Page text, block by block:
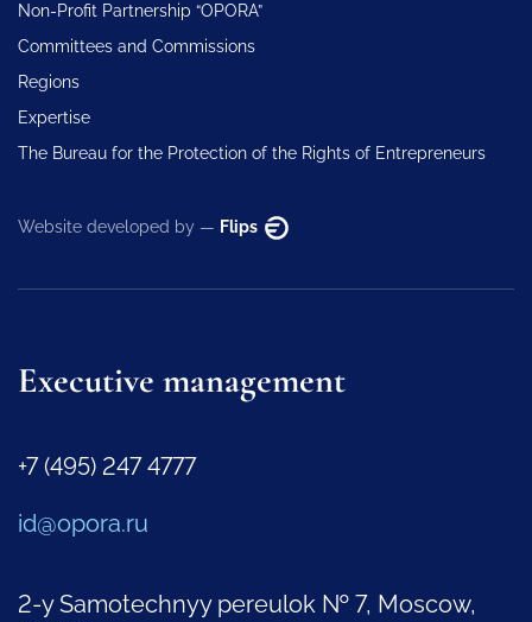
Non-Profit Partnership “OPORA”
Committees and Commissions
Regions
Expertise
The Bureau for the Protection of the Rights of Entrepreneurs
Website developed by — Flips
Executive management
+7 (495) 247 4777
id@opora.ru
2-y Samotechnyy pereulok № 7, Moscow,